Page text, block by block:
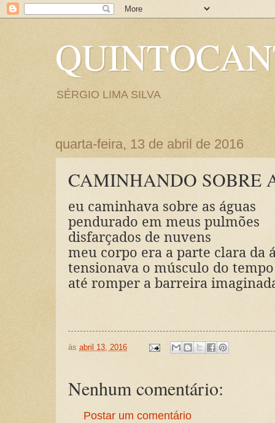
SÉRGIO LIMA SILVA
quarta-feira, 13 de abril de 2016
CAMINHANDO SOBRE
eu caminhava sobre as águas
pendurado em meus pulmões
disfarçados de nuvens
meu corpo era a parte clara da
tensionava o músculo do tempo
até romper a barreira
às abril 13, 2016
Nenhum comentário:
Postar um comentário